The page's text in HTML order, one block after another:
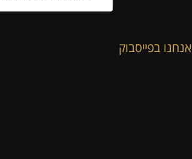
אנחנו בפייסבוק